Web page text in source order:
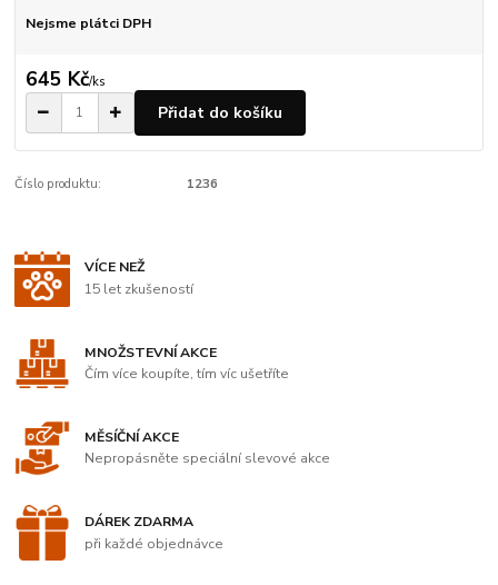
Nejsme plátci DPH
645 Kč/ks
Přidat do košíku
Číslo produktu: 1236
VÍCE NEŽ
15 let zkušeností
MNOŽSTEVNÍ AKCE
Čím více koupíte, tím víc ušetříte
MĚSÍČNÍ AKCE
Nepropásněte speciální slevové akce
DÁREK ZDARMA
při každé objednávce